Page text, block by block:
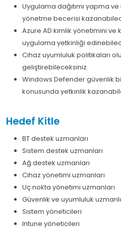
Uygulama dağıtımı yapma
yönetme becerisi
Azure AD kimlik yönetimini
uygulama yetkinliği
Cihaz uyumluluk politikaları
geliştirebileceksiniz.
Windows Defender güvenlik
konusunda yetkinlik
Hedef Kitle
BT destek uzmanları
Sistem destek uzmanları
Ağ destek uzmanları
Cihaz yönetimi uzmanları
Uç nokta yönetimi uzmanları
Güvenlik ve uyumluluk
Sistem yöneticileri
Intune yöneticileri